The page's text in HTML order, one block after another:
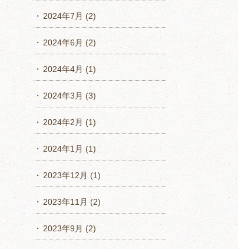
2024年7月 (2)
2024年6月 (2)
2024年4月 (1)
2024年3月 (3)
2024年2月 (1)
2024年1月 (1)
2023年12月 (1)
2023年11月 (2)
2023年9月 (2)